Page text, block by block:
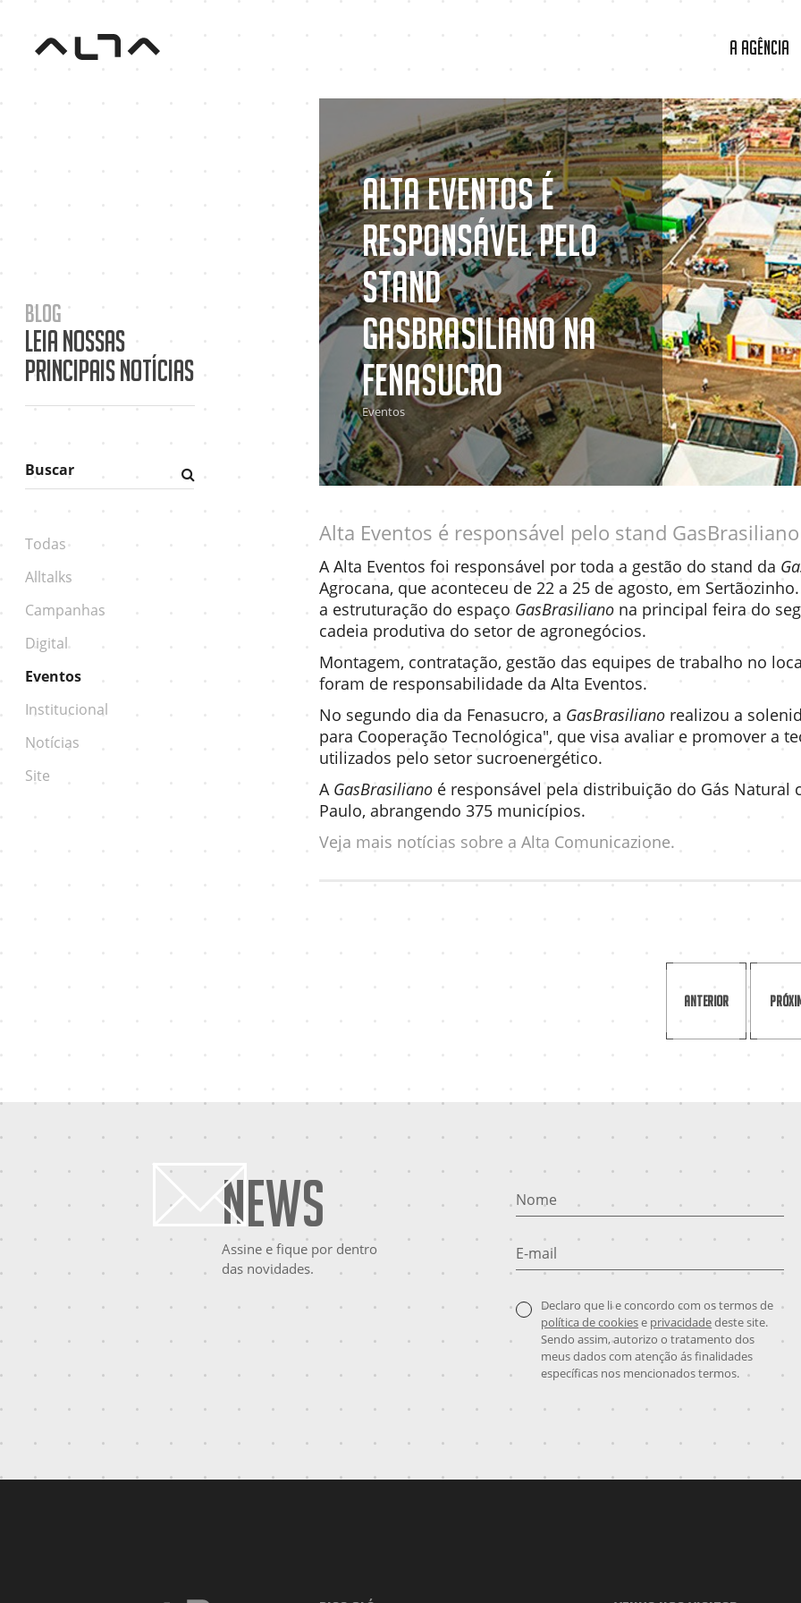
A Agência
Blog
Leia nossas
principais notícias
Buscar
Fazer
pesquisa
Todas
Alltalks
Campanhas
Digital
Eventos
Institucional
Notícias
Site
Alta Eventos é
responsável pelo
Stand
GasBrasiliano na
Fenasucro
Eventos
Alta Eventos é responsável pelo stand
A Alta Eventos foi responsável por toda a gestão do stand da
Agrocana, que aconteceu de 22 a 25 de agosto, em
a estruturação do espaço GasBrasiliano na principal feira do
cadeia produtiva do setor de agronegócios.
Montagem, contratação, gestão das equipes de trabalho no
foram de responsabilidade da Alta Eventos.
No segundo dia da Fenasucro, a GasBrasiliano realizou a
para Cooperação Tecnológica", que visa avaliar e promover a
utilizados pelo setor sucroenergético.
A GasBrasiliano é responsável pela distribuição do Gás Natural
Paulo, abrangendo 375 municípios.
Veja mais notícias sobre a Alta Comunicazione.
Anterior
News
Assine e fique por dentro
das novidades.
Nome
E-mail
Declaro que li e concordo com os termos de
política de cookiese privacidadedeste site.
Sendo assim, autorizo o tratamento dos
meus dados com atenção ás finalidades
específicas nos mencionados termos.